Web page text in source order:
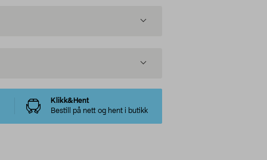
Klikk&Hent
Bestill på nett og hent i butikk